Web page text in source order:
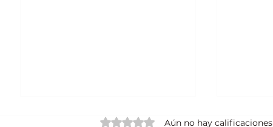
Obtuvo 0 de 5 estrellas.
Aún no hay calificaciones